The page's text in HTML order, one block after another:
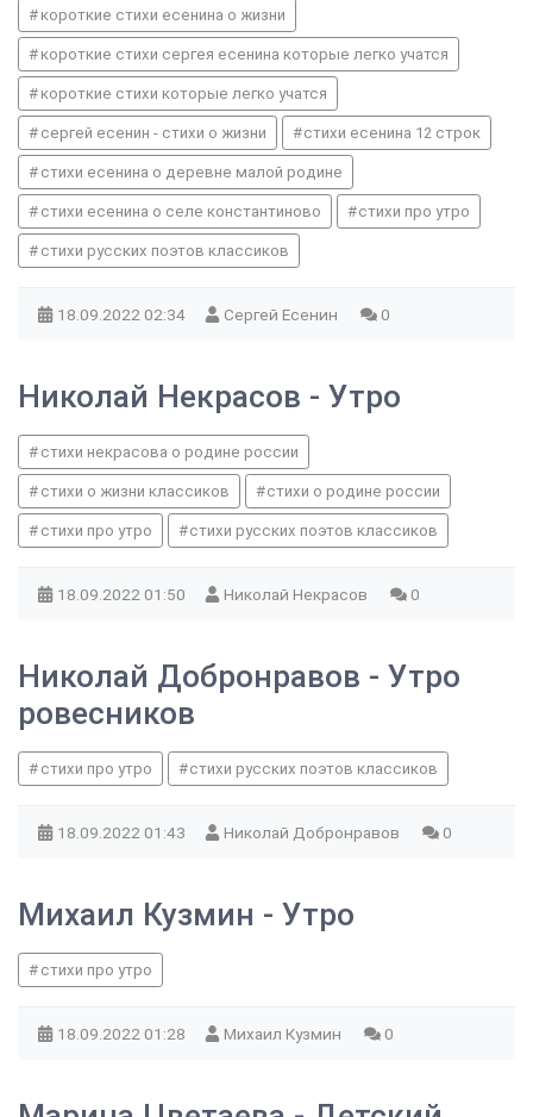
короткие стихи есенина о жизни
короткие стихи сергея есенина которые легко учатся
короткие стихи которые легко учатся
сергей есенин - стихи о жизни стихи есенина 12 строк
стихи есенина о деревне малой родине
стихи есенина о селе константиново стихи про утро
стихи русских поэтов классиков
18.09.2022 02:34 Сергей Есенин 0
Николай Некрасов - Утро
стихи некрасова о родине россии
стихи о жизни классиков стихи о родине россии
стихи про утро стихи русских поэтов классиков
18.09.2022 01:50 Николай Некрасов 0
Николай Добронравов - Утро
ровесников
стихи про утро стихи русских поэтов классиков
18.09.2022 01:43 Николай Добронравов 0
Михаил Кузмин - Утро
стихи про утро
18.09.2022 01:28 Михаил Кузмин 0